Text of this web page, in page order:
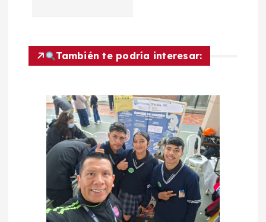
c
También te podría interesar: